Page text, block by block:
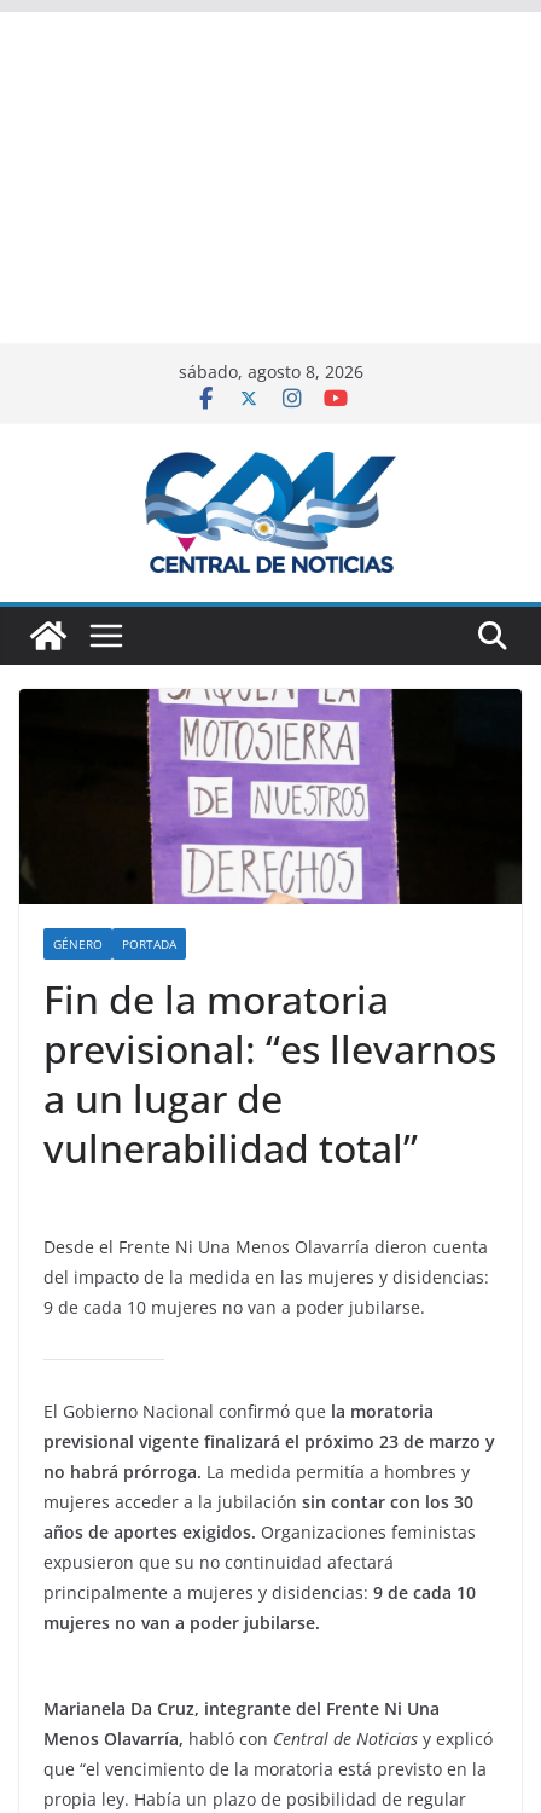
sábado, agosto 8, 2026
GÉNERO PORTADA
Fin de la moratoria
previsional: “es llevarnos
a un lugar de
vulnerabilidad total”
Desde el Frente Ni Una Menos Olavarría dieron cuenta
del impacto de la medida en las mujeres y disidencias:
9 de cada 10 mujeres no van a poder jubilarse.
El Gobierno Nacional confirmó que la moratoria
previsional vigente finalizará el próximo 23 de marzo y
no habrá prórroga. La medida permitía a hombres y
mujeres acceder a la jubilación sin contar con los 30
años de aportes exigidos. Organizaciones feministas
expusieron que su no continuidad afectará
principalmente a mujeres y disidencias: 9 de cada 10
mujeres no van a poder jubilarse.
Marianela Da Cruz, integrante del Frente Ni Una
Menos Olavarría, habló con Central de Noticias y explicó
que “el vencimiento de la moratoria está previsto en la
propia ley. Había un plazo de posibilidad de regular